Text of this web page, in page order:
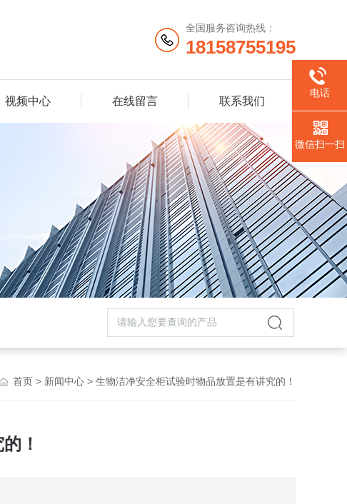
全国服务咨询热线：
18158755195
视频中心 在线留言 联系我们
首页 > 新闻中心 > 生物洁净安全柜试验时物品放置是有讲究的！
！
电话
微信扫一扫